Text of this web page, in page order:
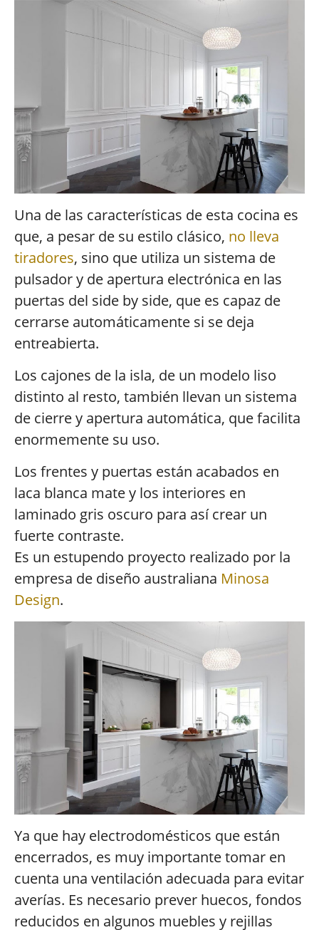
Una de las características de esta cocina es
que, a pesar de su estilo clásico, no lleva
tiradores, sino que utiliza un sistema de
pulsador y de apertura electrónica en las
puertas del side by side, que es capaz de
cerrarse automáticamente si se deja
entreabierta.
Los cajones de la isla, de un modelo liso
distinto al resto, también llevan un sistema
de cierre y apertura automática, que facilita
enormemente su uso.
Los frentes y puertas están acabados en
laca blanca mate y los interiores en
laminado gris oscuro para así crear un
fuerte contraste.
Es un estupendo proyecto realizado por la
empresa de diseño australiana Minosa
Design.
Ya que hay electrodomésticos que están
encerrados, es muy importante tomar en
cuenta una ventilación adecuada para evitar
averías. Es necesario prever huecos, fondos
reducidos en algunos muebles y rejillas